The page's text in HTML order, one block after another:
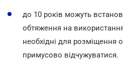
до 10 років можуть
обтяження на
необхідні для розміщення
примусово відчужуватися.